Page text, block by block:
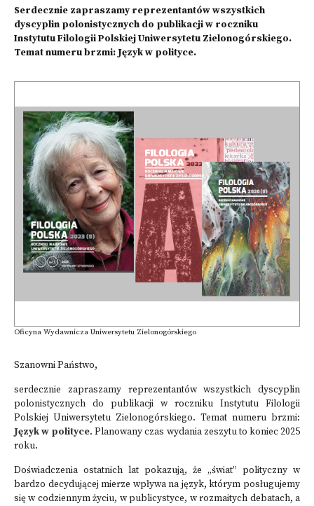
Serdecznie zapraszamy reprezentantów wszystkich
dyscyplin polonistycznych do publikacji w roczniku
Instytutu Filologii Polskiej Uniwersytetu Zielonogórskiego.
Temat numeru brzmi: Język w polityce.
Oficyna Wydawnicza Uniwersytetu Zielonogórskiego
Szanowni Państwo,
serdecznie zapraszamy reprezentantów wszystkich dyscyplin
polonistycznych do publikacji w roczni­ku Instytutu Filologii
Polskiej Uniwersytetu Zielonogórskiego. Temat numeru brzmi:
Język w polityce. Planowany czas wydania zeszytu to koniec 2025
roku.
Doświadczenia ostatnich lat pokazują, że „świat” polityczny w
bardzo decydującej mierze wpływa na język, którym posługujemy
się w codziennym życiu, w publicystyce, w roz­maitych debatach, a